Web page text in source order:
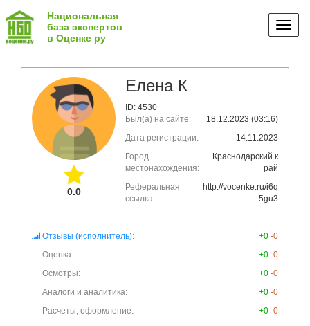
Национальная
база экспертов
в Оценке ру
0.0
Елена К
ID: 4530
Был(а) на сайте:
18.12.2023 (03:16)
Дата регистрации:
14.11.2023
Город
местонахождения:
Краснодарский к
рай
Реферальная
ссылка:
http://vocenke.ru/i6q
5gu3
Отзывы (исполнитель): +0 -0
Оценка:
+0 -0
Осмотры:
+0 -0
Аналоги и аналитика:
+0 -0
Расчеты, оформление:
+0 -0